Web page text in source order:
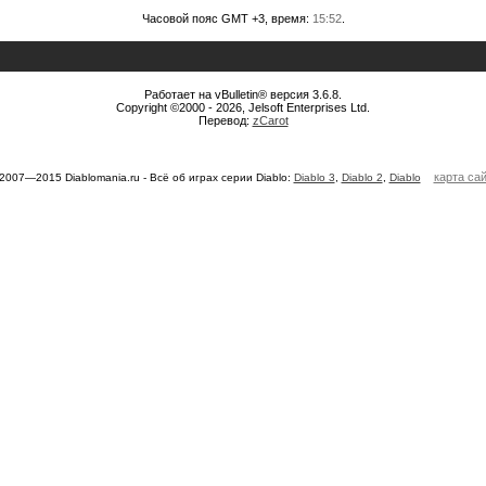
Часовой пояс GMT +3, время: 15:52.
Работает на vBulletin® версия 3.6.8.
Copyright ©2000 - 2026, Jelsoft Enterprises Ltd.
Перевод: zCarot
Diablomania.ru - Всё об играх серии Diablo: Diablo 3 Diablo 2 Diablo карта